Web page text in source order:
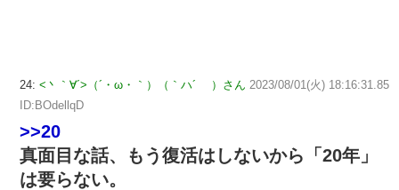
24: <丶｀∀´>（´・ω・｀）（｀ハ´ ）さん 2023/08/01(火) 18:16:31.85
ID:BOdellqD
>>20
真面目な話、もう復活はしないから「20年」
は要らない。